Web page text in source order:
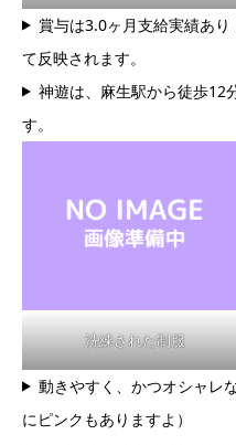
賞与は3.0ヶ月支給実績あ
て反映されます。
神遊は、麻生駅から徒歩12
す。
洗練された制服
動きやすく、かつオシャレ
にピンクもありますよ）